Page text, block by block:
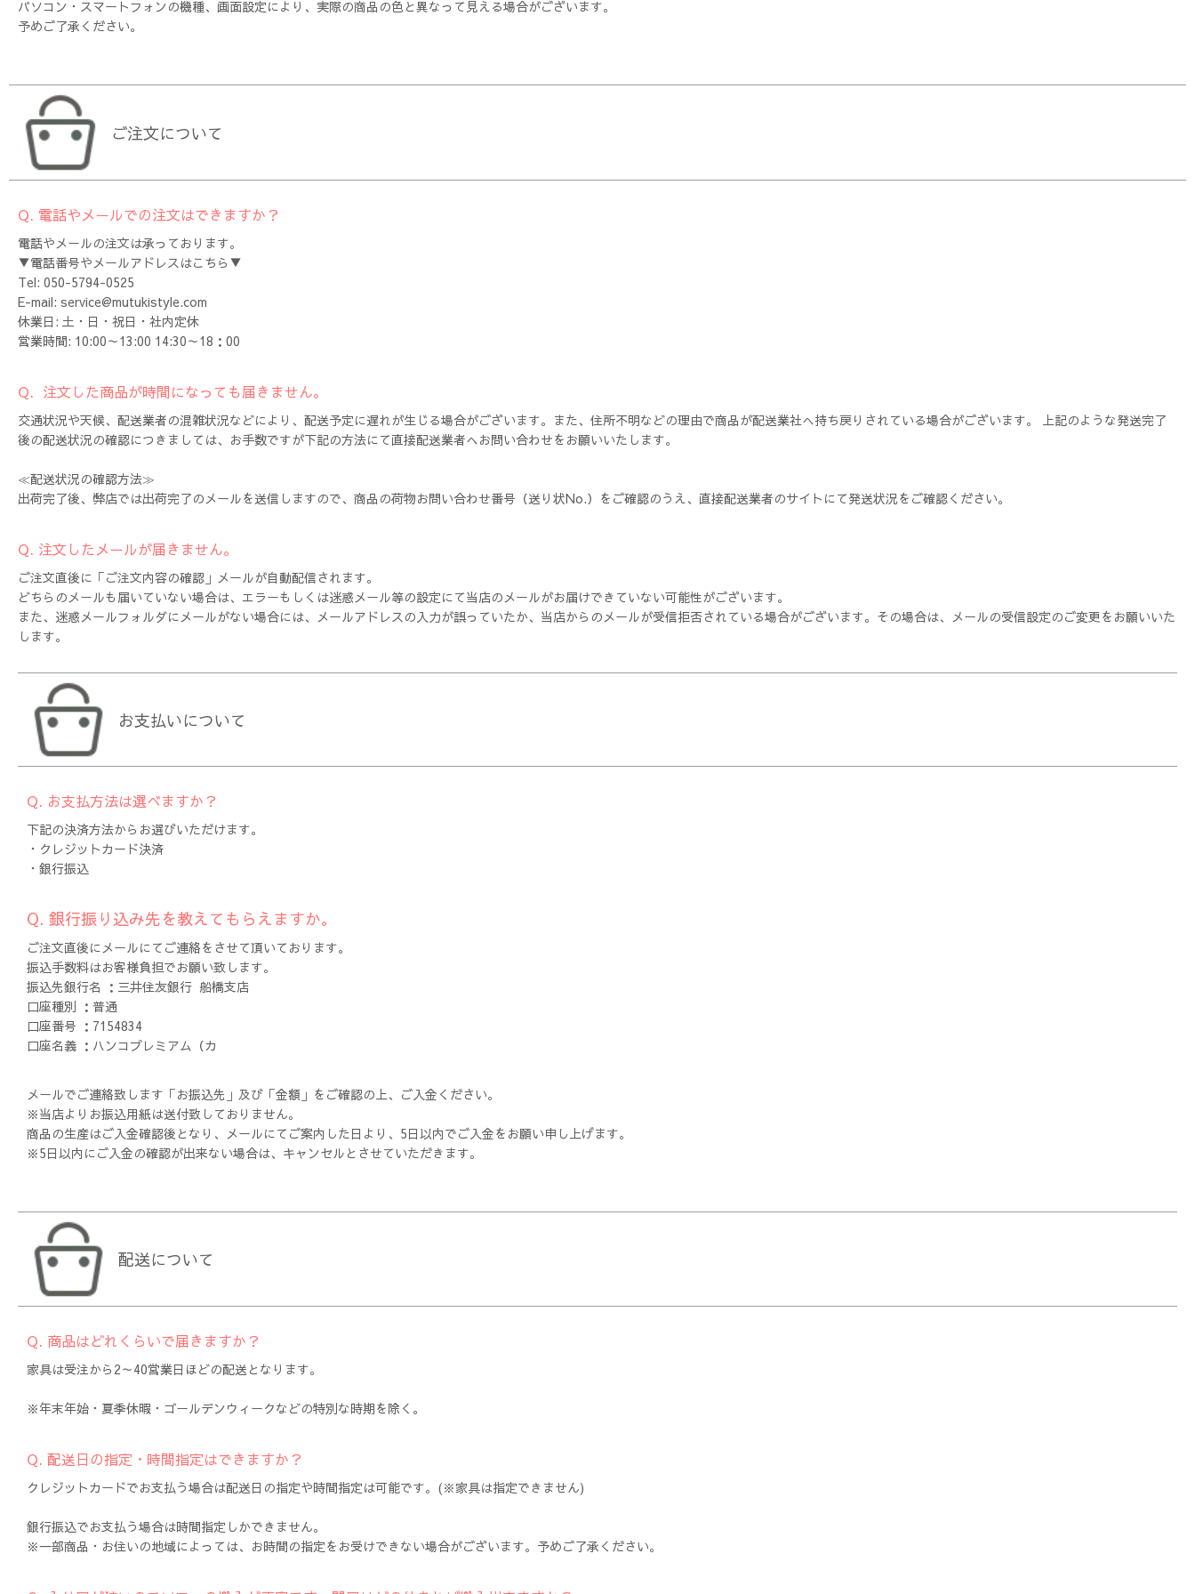
パソコン・スマートフォンの機種、画面設定により、実際の商品の色と異なって見える場合がございます。
予めご了承ください。
ご注文について
Q. 電話やメールでの注文はできますか？
電話やメールの注文は承っております。
▼電話番号やメールアドレスはこちら▼
Tel: 050-5794-0525
E-mail: service@mutukistyle.com
休業日: 土・日・祝日・社内定休
営業時間: 10:00～13:00 14:30～18：00
Q. 注文した商品が時間になっても届きません。
交通状況や天候、配送業者の混雑状況などにより、配送予定に遅れが生じる場合がございます。また、住所不明などの理由で商品が配送業社へ持ち戻りされている場合がございます。 上記のような発送完了
後の配送状況の確認につきましては、お手数ですが下記の方法にて直接配送業者へお問い合わせをお願いいたします。
≪配送状況の確認方法≫
出荷完了後、弊店では出荷完了のメールを送信しますので、商品の荷物お問い合わせ番号（送り状No.）をご確認のうえ、直接配送業者のサイトにて発送状況をご確認ください。
Q. 注文したメールが届きません。
ご注文直後に「ご注文内容の確認」メールが自動配信されます。
どちらのメールも届いていない場合は、エラーもしくは迷惑メール等の設定にて当店のメールがお届けできていない可能性がございます。
また、迷惑メールフォルダにメールがない場合には、メールアドレスの入力が誤っていたか、 当店からのメールが受信拒否されている場合がございます。 その場合は、メールの受信設定のご変更をお願いいた
します。
お支払いについて
Q. お支払方法は選べますか？
下記の決済方法からお選びいただけます。
・クレジットカード決済
・銀行振込
Q. 銀行振り込み先を教えてもらえますか。
ご注文直後にメールにてご連絡をさせて頂いております。
振込手数料はお客様負担でお願い致します。
振込先銀行名 ：三井住友銀行 船橋支店
口座種別 ：普通
口座番号 ：7154834
口座名義 ：ハンコプレミアム（カ
メールでご連絡致します「お振込先」及び「金額」をご確認の上、ご入金ください。
※当店よりお振込用紙は送付致しておりません。
商品の生産はご入金確認後となり、メールにてご案内した日より、5日以内でご入金をお願い申し上げます。
※5日以内にご入金の確認が出来ない場合は、キャンセルとさせていただきます。
配送について
Q. 商品はどれくらいで届きますか？
家具は受注から2～40営業日ほどの配送となります。
※年末年始・夏季休暇・ゴールデンウィークなどの特別な時期を除く。
Q. 配送日の指定・時間指定はできますか？
クレジットカードでお支払う場合は配送日の指定や時間指定は可能です。(※家具は指定できません)
銀行振込でお支払う場合は時間指定しかできません。
※一部商品・お住いの地域によっては、お時間の指定をお受けできない場合がございます。予めご了承ください。